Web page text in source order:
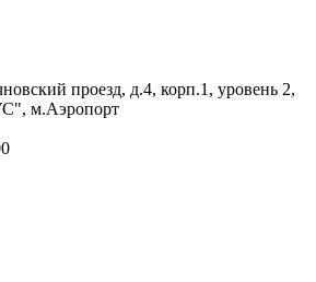
проезд, д.4, корп.1, уровень 2,
м.Аэропорт